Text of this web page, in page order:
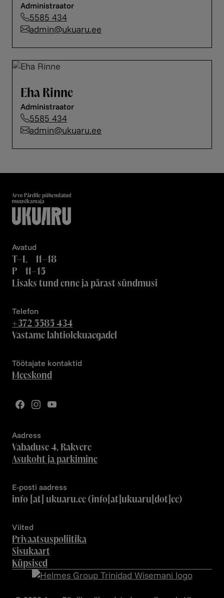
Administraator
5585 434
admin@ukuaru.ee
Eha Rinne
Administraator
5585 434
admin@ukuaru.ee
Avatud
T–L 11–18
P 11–15
Lisaks tund enne ja pärast sündmusi
Telefon
+372 5585 434
Vastame lahtiolekuaegadel
Töötajate kontaktid
Meeskond
Aadress
Vabaduse 4, Rakvere
Asukoht ja parkimine
E-posti aadress
info [at] ukuaru.ee(info[at]ukuaru[dot]ee)
Viited
Privaatsuspoliitika
Sisukaart
Küpsised